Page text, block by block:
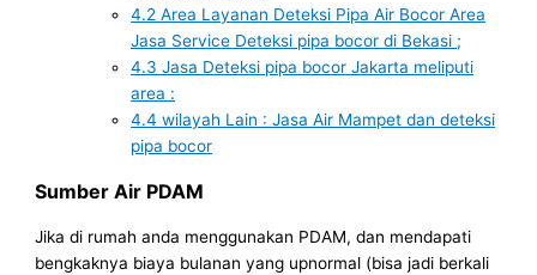
4.2 Area Layanan Deteksi Pipa Air Bocor Area
Jasa Service Deteksi pipa bocor di Bekasi ;
4.3 Jasa Deteksi pipa bocor Jakarta meliputi
area :
4.4 wilayah Lain : Jasa Air Mampet dan deteksi
pipa bocor
Sumber Air PDAM
Jika di rumah anda menggunakan PDAM, dan mendapati
bengkaknya biaya bulanan yang upnormal (bisa jadi berkali